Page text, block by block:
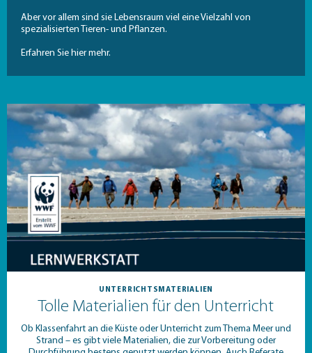
Aber vor allem sind sie Lebensraum viel eine Vielzahl von
spezialisierten Tieren- und Pflanzen.
Erfahren Sie hier mehr.
UNTERRICHTSMATERIALIEN
Tolle Materialien für den Unterricht
Ob Klassenfahrt an die Küste oder Unterricht zum Thema Meer und
Strand – es gibt viele Materialien, die zur Vorbereitung oder